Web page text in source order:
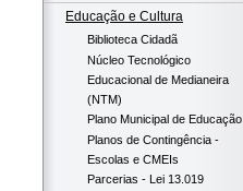
Educação e Cultura
Biblioteca Cidadã
Núcleo Tecnológico
Educacional de Medianeira
(NTM)
Plano Municipal de Educação
Planos de Contingência -
Escolas e CMEIs
Parcerias - Lei 13.019